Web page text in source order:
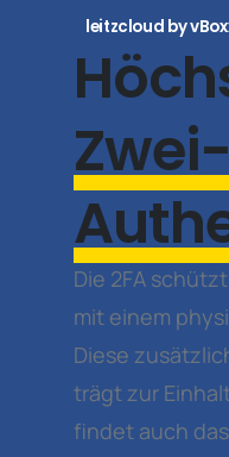
leitzcloud by
Die 2FA
mit einem
Diese
trägt zur
findet auch das